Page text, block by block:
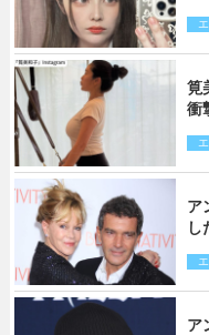
筧
衝
ア
し
ア